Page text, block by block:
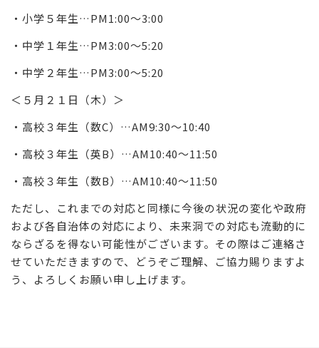
・小学５年生…PM1:00～3:00
・中学１年生…PM3:00～5:20
・中学２年生…PM3:00～5:20
＜５月２１日（木）＞
・高校３年生（数C）…AM9:30～10:40
・高校３年生（英B）…AM10:40～11:50
・高校３年生（数B）…AM10:40～11:50
ただし、これまでの対応と同様に今後の状況の変化や政府
および各自治体の対応により、未来洞での対応も流動的に
ならざるを得ない可能性がございます。その際はご連絡さ
せていただきますので、どうぞご理解、ご協力賜りますよ
う、よろしくお願い申し上げます。